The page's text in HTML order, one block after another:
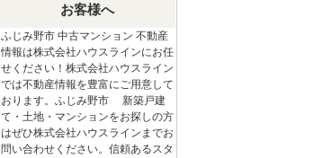
お客様へ
ふじみ野市 中古マンション 不動産
情報は株式会社ハウスラインにお任
せください！株式会社ハウスライン
では不動産情報を豊富にご用意して
おります。ふじみ野市 新築戸建
て・土地・マンションをお探しの方
はぜひ株式会社ハウスラインまでお
問い合わせください。信頼あるスタ